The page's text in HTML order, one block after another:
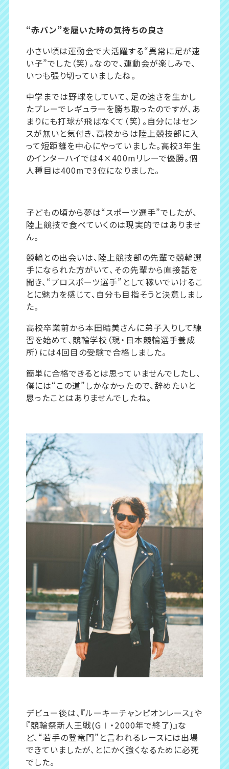
“赤パン”を履いた時の気持ちの良さ
小さい頃は運動会で大活躍する“異常に足が速
い子”でした（笑）。なので、運動会が楽しみで、
いつも張り切っていましたね。
中学までは野球をしていて、足の速さを生かし
たプレーでレギュラーを勝ち取ったのですが、あ
まりにも打球が飛ばなくて（笑）。自分にはセン
スが無いと気付き、高校からは陸上競技部に入
って短距離を中心にやっていました。高校3年生
のインターハイでは4×400mリレーで優勝。個
人種目は400mで3位になりました。
子どもの頃から夢は“スポーツ選手”でしたが、
陸上競技で食べていくのは現実的ではありませ
ん。
競輪との出会いは、陸上競技部の先輩で競輪選
手になられた方がいて、その先輩から直接話を
聞き、“プロスポーツ選手”として稼いでいけるこ
とに魅力を感じて、自分も目指そうと決意しまし
た。
高校卒業前から本田晴美さんに弟子入りして練
習を始めて、競輪学校（現・日本競輪選手養成
所）には4回目の受験で合格しました。
簡単に合格できるとは思っていませんでしたし、
僕には“この道”しかなかったので、辞めたいと
思ったことはありませんでしたね。
デビュー後は、『ルーキーチャンピオンレース』や
『競輪祭新人王戦(GⅠ・2000年で終了)』な
ど、“若手の登竜門”と言われるレースには出場
できていましたが、とにかく強くなるために必死
でした。